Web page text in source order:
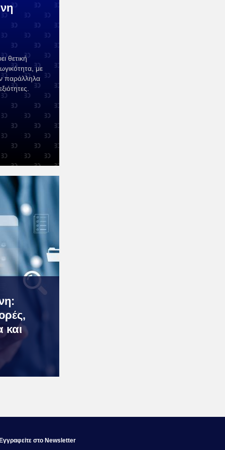
θετική
με
παράλληλα
και
στο Newsletter